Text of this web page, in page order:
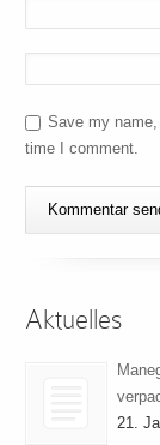
Save my
time I comment.
Aktuelles
21.